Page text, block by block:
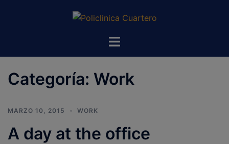
Categoría: Work
MARZO 10, 2015 WORK
A day at the office